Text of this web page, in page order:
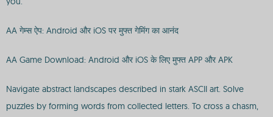
AA गेम्स ऐप: Android और iOS पर मुफ्त गेमिंग का आनंद
AA Game Download: Android और iOS के लिए मुफ्त APP और APK
Navigate abstract landscapes described in stark ASCII art. Solve
puzzles by forming words from collected letters. To cross a chasm,